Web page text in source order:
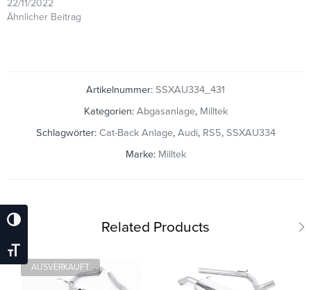
Umschalten Auf Hohe Kontraste
Schrift Vergrößern
22/11/2022
Ähnlicher Beitrag
Artikelnummer: SSXAU334_431
Kategorien: Abgasanlage, Milltek
Schlagwörter: Cat-Back Anlage, Audi, RS5, SSXAU334
Marke: Milltek
Related Products
AUSVERKAUFT